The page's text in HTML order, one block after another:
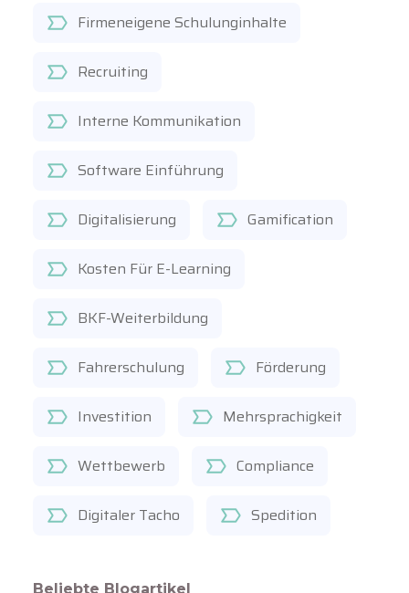
Firmeneigene Schulunginhalte
Recruiting
Interne Kommunikation
Software Einführung
Digitalisierung Gamification
Kosten Für E-Learning
BKF-Weiterbildung
Fahrerschulung Förderung
Investition Mehrsprachigkeit
Wettbewerb Compliance
Digitaler Tacho Spedition
Beliebte Blogartikel